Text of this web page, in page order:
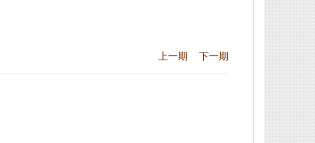
上一期 下一期